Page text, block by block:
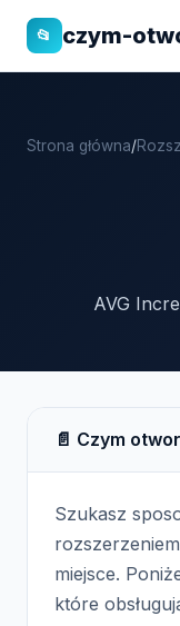
📂 czym-
Strona główna/
AVG
📄 Czym
Szukasz
rozszerzeniem
miejsce.
które